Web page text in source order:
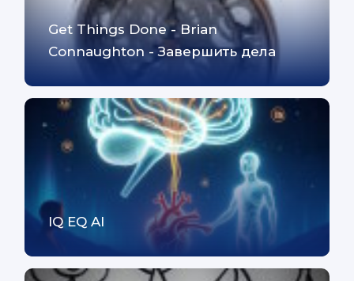
Get Things Done - Brian
Connaughton - Завершить дела
IQ EQ AI